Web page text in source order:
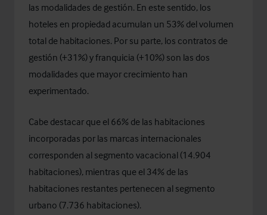
las modalidades de gestión. En este sentido, los
hoteles en propiedad acumulan un 53% del volumen
total de habitaciones. Por su parte, los contratos de
gestión (+31%) y franquicia (+10%) son las dos
modalidades que mayor crecimiento han
experimentado.
Cabe destacar que el 66% de las habitaciones
incorporadas por las marcas internacionales
corresponden al segmento vacacional (14.904
habitaciones), mientras que el 34% de las
habitaciones restantes pertenecen al segmento
urbano (7.736 habitaciones).